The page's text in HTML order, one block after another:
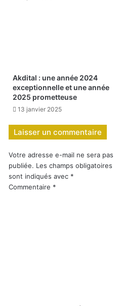
Akdital : une année 2024
exceptionnelle et une année
2025 prometteuse
13 janvier 2025
Laisser un commentaire
Votre adresse e-mail ne sera pas
publiée. Les champs obligatoires
sont indiqués avec *
Commentaire *